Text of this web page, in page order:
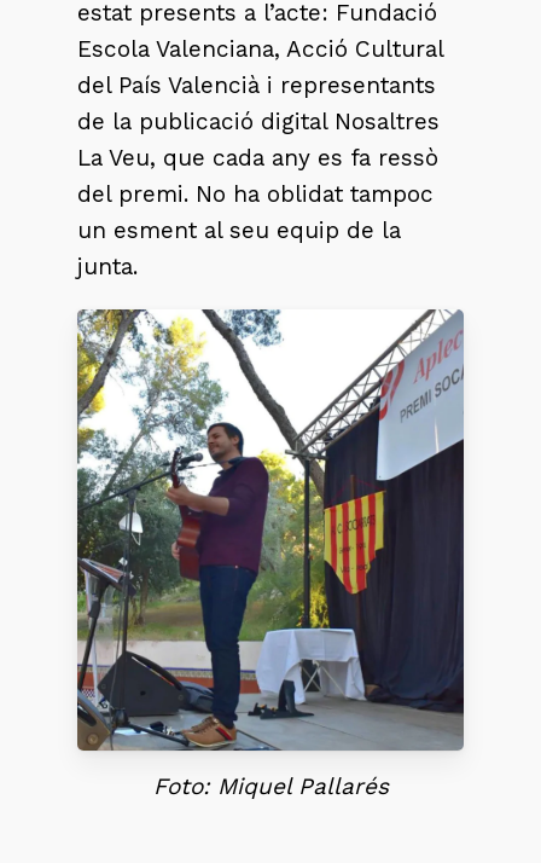
estat presents a l’acte: Fundació
Escola Valenciana, Acció Cultural
del País Valencià i representants
de la publicació digital Nosaltres
La Veu, que cada any es fa ressò
del premi. No ha oblidat tampoc
un esment al seu equip de la
junta.
Foto: Miquel Pallarés